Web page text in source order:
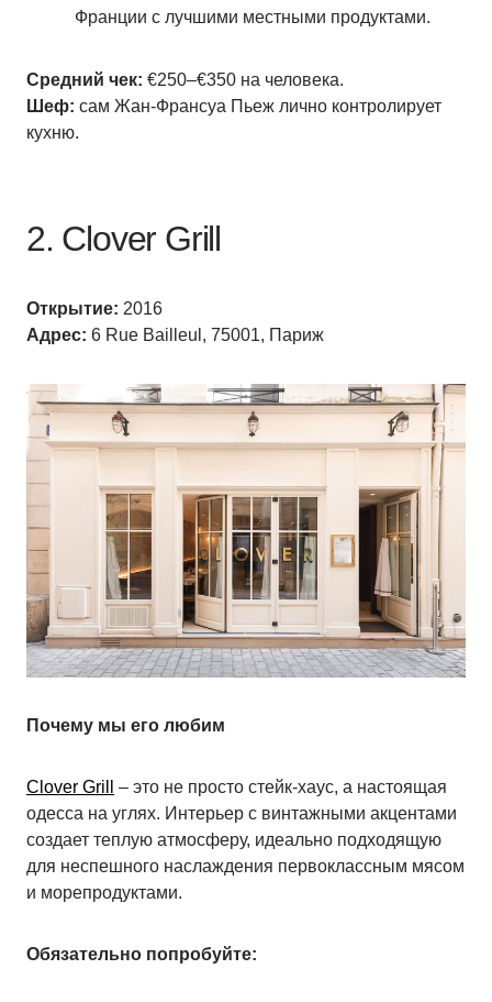
Франции с лучшими местными продуктами.
Средний чек: €250–€350 на человека.
Шеф: сам Жан-Франсуа Пьеж лично контролирует
кухню.
2. Clover Grill
Открытие: 2016
Адрес: 6 Rue Bailleul, 75001, Париж
Почему мы его любим
Clover Grill
– это не просто стейк-хаус, а настоящая
одесса на углях. Интерьер с винтажными акцентами
создает теплую атмосферу, идеально подходящую
для неспешного наслаждения первоклассным мясом
и морепродуктами.
Обязательно попробуйте: